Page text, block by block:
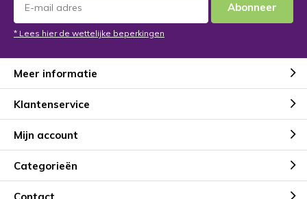
Abonneer
* Lees hier de wettelijke beperkingen
Meer informatie
Klantenservice
Mijn account
Categorieën
Contact